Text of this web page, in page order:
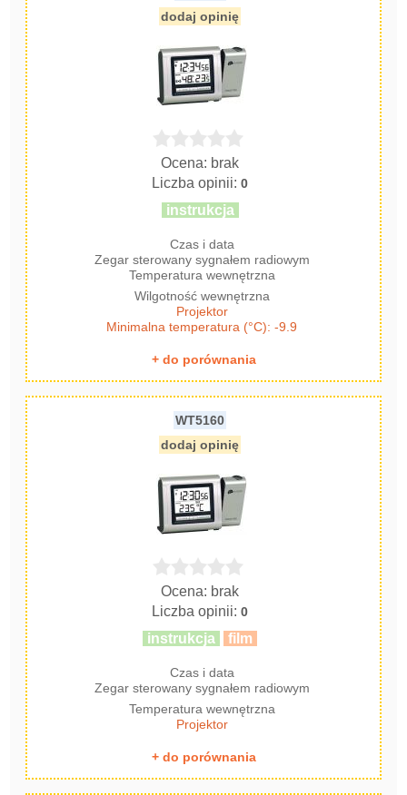
dodaj opinię
Ocena: brak
Liczba opinii:0
instrukcja
Czas i data
Zegar sterowany sygnałem radiowym
Temperatura wewnętrzna
Wilgotność wewnętrzna
Projektor
Minimalna temperatura (°C): -9.9
+ do porównania
WT5160
dodaj opinię
Ocena: brak
Liczba opinii:0
instrukcja film
Czas i data
Zegar sterowany sygnałem radiowym
Temperatura wewnętrzna
Projektor
+ do porównania